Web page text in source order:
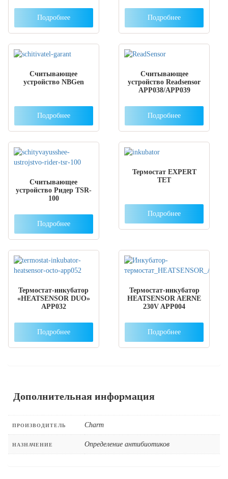
Подробнее Подробнее
Считывающее
устройство NBGen
Подробнее
Считывающее
устройство Readsensor
APP038/APP039
Подробнее
Считывающее
устройство Ридер TSR-
100
Подробнее
Термостат EXPERT
TET
Подробнее
Термостат-инкубатор
«HEATSENSOR DUO»
APP032
Подробнее
Термостат-инкубатор
HEATSENSOR AERNE
230V APP004
Подробнее
Дополнительная информация
ПРОИЗВОДИТЕЛЬ Charm
НАЗНАЧЕНИЕ Определение антибиотиков